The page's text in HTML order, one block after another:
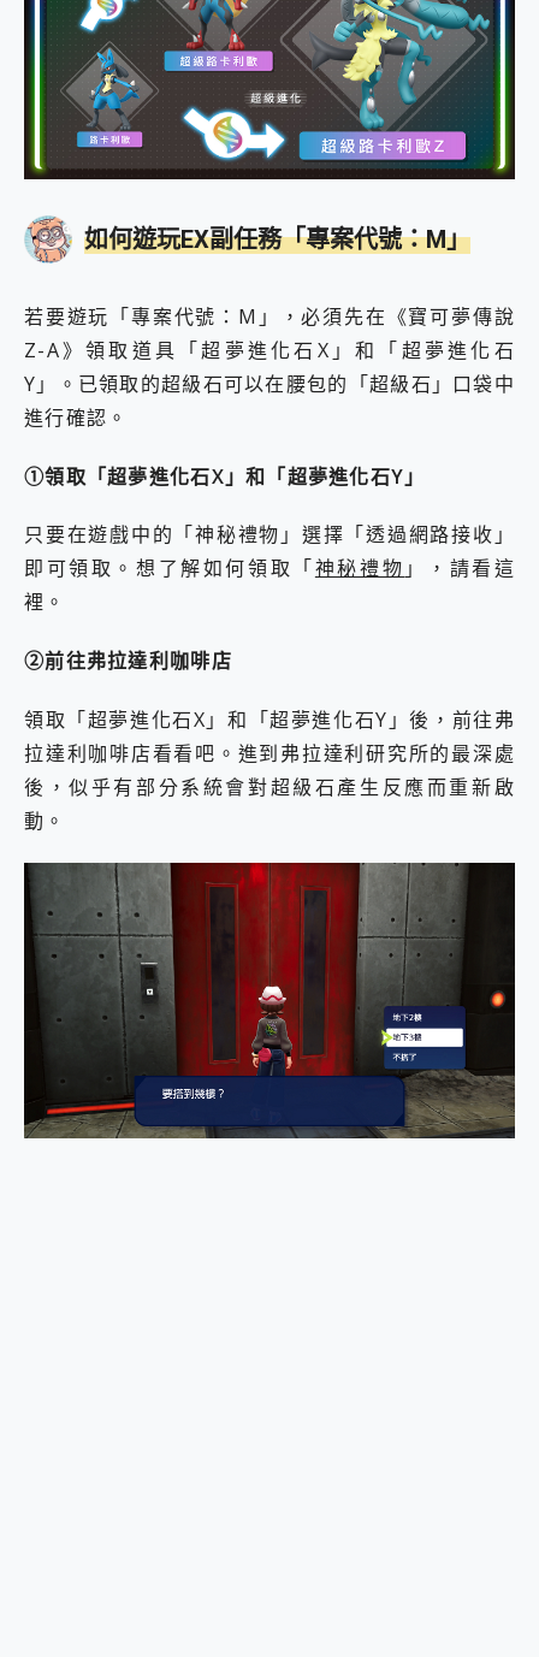
如何遊玩EX副任務「專案代號：M」
若要遊玩「專案代號：M」，必須先在《寶可夢傳說
Z-A》領取道具「超夢進化石X」和「超夢進化石
Y」。已領取的超級石可以在腰包的「超級石」口袋中
進行確認。
①領取「超夢進化石X」和「超夢進化石Y」
只要在遊戲中的「神秘禮物」選擇「透過網路接收」
即可領取。想了解如何領取「神秘禮物 」，請看這
裡。
②前往弗拉達利咖啡店
領取「超夢進化石X」和「超夢進化石Y」後，前往弗
拉達利咖啡店看看吧。進到弗拉達利研究所的最深處
後，似乎有部分系統會對超級石產生反應而重新啟
動。